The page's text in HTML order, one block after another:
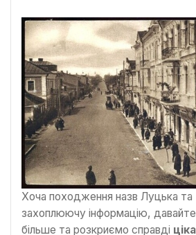
Хоча походження назв Луцька та
захоплюючу інформацію,
більше та розкриємо справді